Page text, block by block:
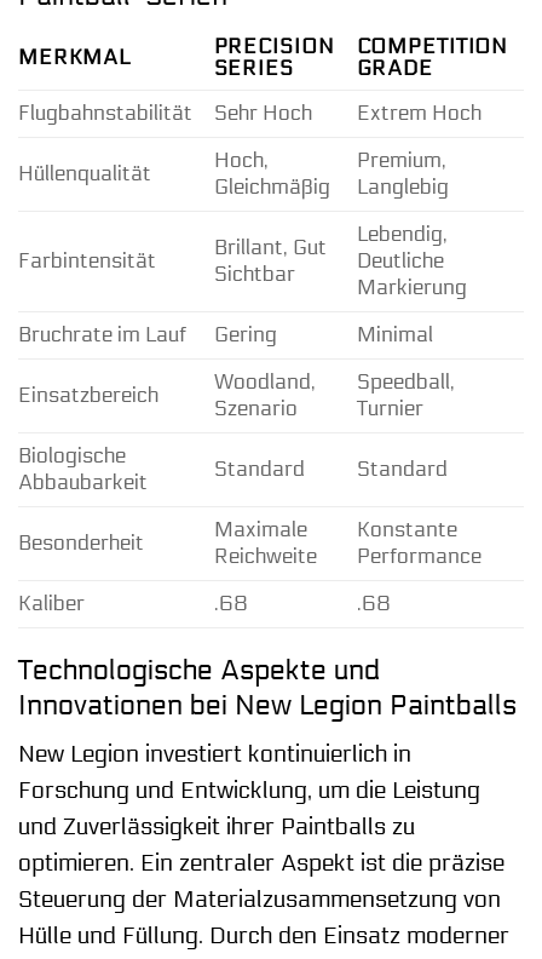
MERKMAL
PRECISION
SERIES
COMPETITION
GRADE
Flugbahnstabilität Sehr Hoch Extrem Hoch
Hüllenqualität
Hoch,
Gleichmäßig
Premium,
Langlebig
Farbintensität
Brillant, Gut
Sichtbar
Lebendig,
Deutliche
Markierung
Bruchrate im Lauf Gering Minimal
Einsatzbereich
Woodland,
Szenario
Speedball,
Turnier
Biologische
Abbaubarkeit
Standard Standard
Besonderheit
Maximale
Reichweite
Konstante
Performance
Kaliber .68 .68
Technologische Aspekte und
Innovationen bei New Legion Paintballs
New Legion investiert kontinuierlich in
Forschung und Entwicklung, um die Leistung
und Zuverlässigkeit ihrer Paintballs zu
optimieren. Ein zentraler Aspekt ist die präzise
Steuerung der Materialzusammensetzung von
Hülle und Füllung. Durch den Einsatz moderner